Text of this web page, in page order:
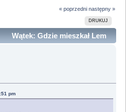
« poprzedni następny »
DRUKUJ
Wątek: Gdzie mieszkał Lem
pm